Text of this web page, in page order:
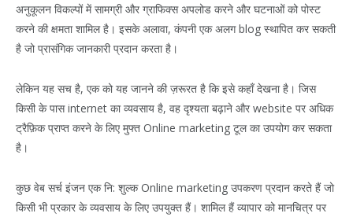
अनुकूलन विकल्पों में सामग्री और ग्राफिक्स अपलोड करने और घटनाओं को पोस्ट
करने की क्षमता शामिल है। इसके अलावा, कंपनी एक अलग blog स्थापित कर सकती
है जो प्रासंगिक जानकारी प्रदान करता है।
लेकिन यह सच है, एक को यह जानने की ज़रूरत है कि इसे कहाँ देखना है। जिस
किसी के पास internet का व्यवसाय है, वह दृश्यता बढ़ाने और website पर अधिक
ट्रैफ़िक प्राप्त करने के लिए मुफ्त Online marketing टूल का उपयोग कर सकता
है।
कुछ वेब सर्च इंजन एक नि: शुल्क Online marketing उपकरण प्रदान करते हैं जो
किसी भी प्रकार के व्यवसाय के लिए उपयुक्त हैं। शामिल हैं व्यापार को मानचित्र पर